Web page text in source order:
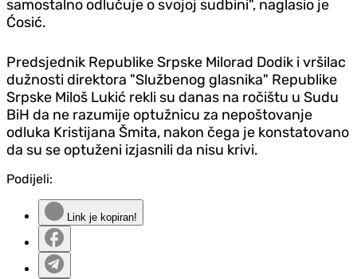
samostalno odlučuje o svojoj sudbini", naglasio je
Ćosić.
Predsjednik Republike Srpske Milorad Dodik i vršilac
dužnosti direktora "Službenog glasnika" Republike
Srpske Miloš Lukić rekli su danas na ročištu u Sudu
BiH da ne razumije optužnicu za nepoštovanje
odluka Kristijana Šmita, nakon čega je konstatovano
da su se optuženi izjasnili da nisu krivi.
Podijeli:
Link je kopiran!